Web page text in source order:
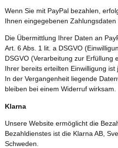
Wenn Sie mit PayPal bezahlen,
Ihnen eingegebenen Zahlungsdaten
Die Übermittlung Ihrer Daten an
Art. 6 Abs. 1 lit. a DSGVO
DSGVO (Verarbeitung zur Erfüllung
Ihrer bereits erteilten Einwilligung ist
In der Vergangenheit liegende
bleiben bei einem Widerruf wirksam.
Klarna
Unsere Website ermöglicht die
Bezahldienstes ist die Klarna AB,
Schweden.